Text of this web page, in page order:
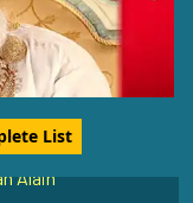
List
Ullah Alaih
sallam)